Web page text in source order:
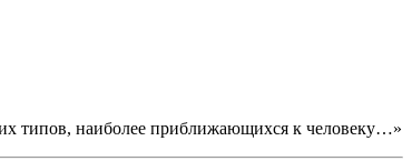
типов, наиболее приближающихся к человеку…»